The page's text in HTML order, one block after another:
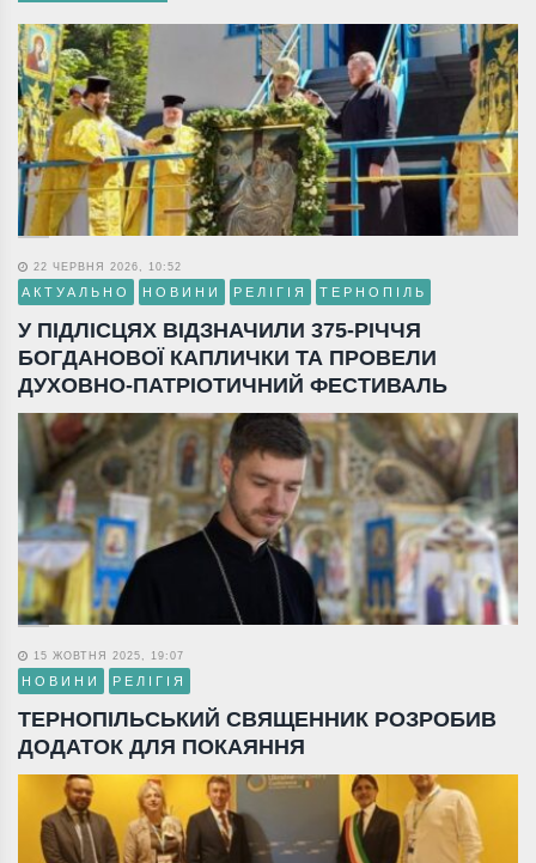
22 ЧЕРВНЯ 2026, 10:52
АКТУАЛЬНО НОВИНИ РЕЛІГІЯ ТЕРНОПІЛЬ
У ПІДЛІСЦЯХ ВІДЗНАЧИЛИ 375-РІЧЧЯ
БОГДАНОВОЇ КАПЛИЧКИ ТА ПРОВЕЛИ
ДУХОВНО-ПАТРІОТИЧНИЙ ФЕСТИВАЛЬ
15 ЖОВТНЯ 2025, 19:07
НОВИНИ РЕЛІГІЯ
ТЕРНОПІЛЬСЬКИЙ СВЯЩЕННИК РОЗРОБИВ
ДОДАТОК ДЛЯ ПОКАЯННЯ